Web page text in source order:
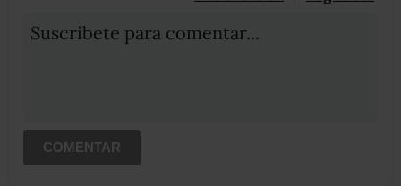
Suscribete para comentar...
COMENTAR